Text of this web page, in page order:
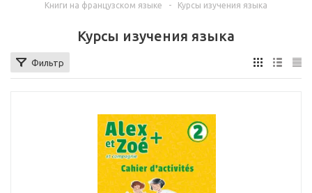
Книги на французском языке
- Курсы изучения языка
Курсы изучения языка
Фильтр